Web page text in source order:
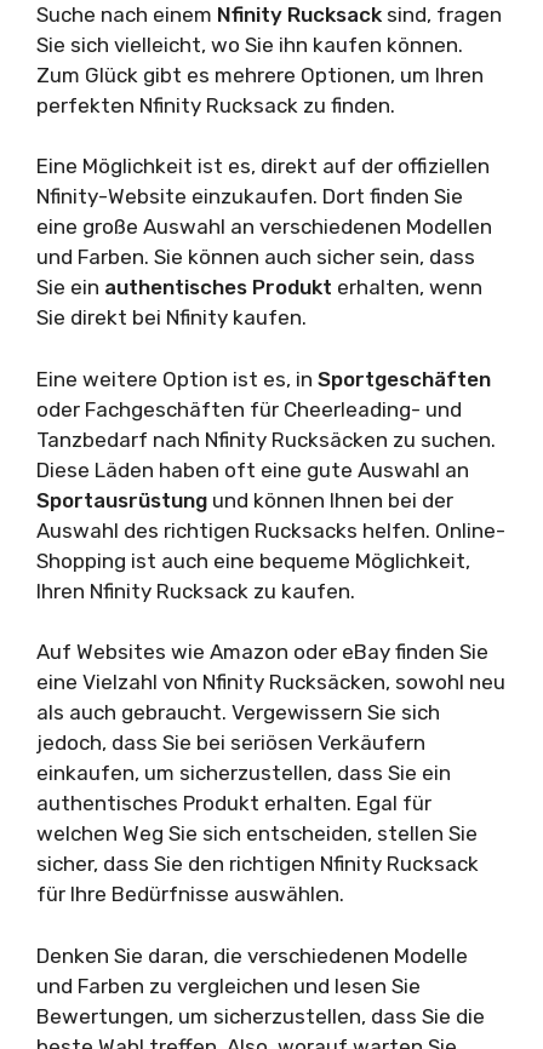
Suche nach einem Nfinity Rucksack sind, fragen
Sie sich vielleicht, wo Sie ihn kaufen können.
Zum Glück gibt es mehrere Optionen, um Ihren
perfekten Nfinity Rucksack zu finden.
Eine Möglichkeit ist es, direkt auf der offiziellen
Nfinity-Website einzukaufen. Dort finden Sie
eine große Auswahl an verschiedenen Modellen
und Farben. Sie können auch sicher sein, dass
Sie ein authentisches Produkt erhalten, wenn
Sie direkt bei Nfinity kaufen.
Eine weitere Option ist es, in Sportgeschäften
oder Fachgeschäften für Cheerleading- und
Tanzbedarf nach Nfinity Rucksäcken zu suchen.
Diese Läden haben oft eine gute Auswahl an
Sportausrüstung und können Ihnen bei der
Auswahl des richtigen Rucksacks helfen. Online-
Shopping ist auch eine bequeme Möglichkeit,
Ihren Nfinity Rucksack zu kaufen.
Auf Websites wie Amazon oder eBay finden Sie
eine Vielzahl von Nfinity Rucksäcken, sowohl neu
als auch gebraucht. Vergewissern Sie sich
jedoch, dass Sie bei seriösen Verkäufern
einkaufen, um sicherzustellen, dass Sie ein
authentisches Produkt erhalten. Egal für
welchen Weg Sie sich entscheiden, stellen Sie
sicher, dass Sie den richtigen Nfinity Rucksack
für Ihre Bedürfnisse auswählen.
Denken Sie daran, die verschiedenen Modelle
und Farben zu vergleichen und lesen Sie
Bewertungen, um sicherzustellen, dass Sie die